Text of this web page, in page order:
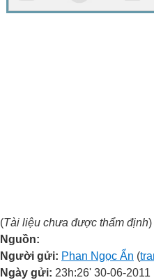
(Tài liệu chưa được thẩm định)
Nguồn:
Người gửi: Phan Ngọc Ẩn (
Ngày gửi: 23h:26' 30-06-2011